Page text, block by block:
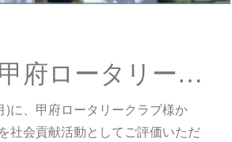
【表彰】甲府ロータリークラブ様から表彰を受けました
)に、甲府ロータリークラブ様か
社会貢献活動としてご評価いただ